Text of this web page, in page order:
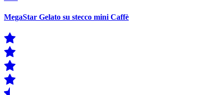
MegaStar Gelato su stecco mini Caffè